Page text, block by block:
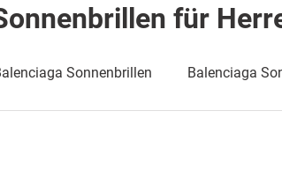
für
Sonnenbrillen Balenciaga